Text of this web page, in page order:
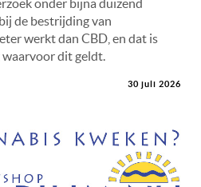
onder bijna duizend
de bestrijding van
werkt dan CBD, en dat is
waarvoor dit geldt.
30 juli 2026